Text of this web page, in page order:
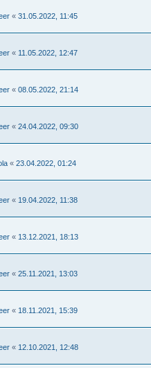
« 31.05.2022, 11:45
« 11.05.2022, 12:47
« 08.05.2022, 21:14
« 24.04.2022, 09:30
« 23.04.2022, 01:24
« 19.04.2022, 11:38
« 13.12.2021, 18:13
« 25.11.2021, 13:03
« 18.11.2021, 15:39
« 12.10.2021, 12:48